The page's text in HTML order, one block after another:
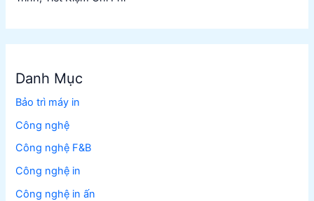
Danh Mục
Bảo trì máy in
Công nghệ
Công nghệ F&B
Công nghệ in
Công nghệ in ấn